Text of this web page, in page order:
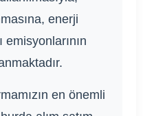
enerji
en önemli